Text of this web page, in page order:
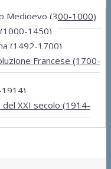
Medioevo (300-1000)
1450)
(1492-1700)
Francese (1700-
XXI secolo (1914-